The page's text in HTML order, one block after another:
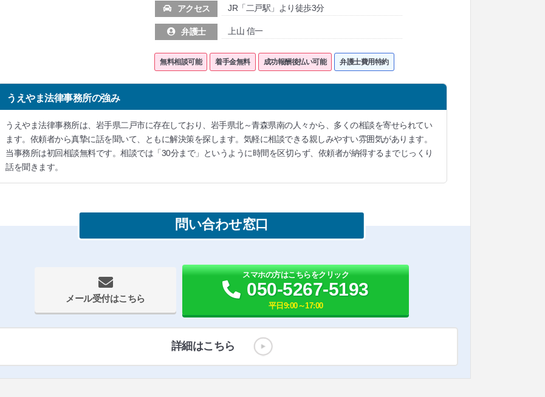
アクセス JR「二戸駅」より徒歩3分
弁護士 上山 信一
無料相談可能 着手金無料 成功報酬後払い可能 弁護士費用特約
うえやま法律事務所の強み
うえやま法律事務所は、岩手県二戸市に存在しており、岩手県北～青森県南の人々から、多くの相談を寄せられてい
ます。依頼者から真摯に話を聞いて、ともに解決策を探します。気軽に相談できる親しみやすい雰囲気があります。
当事務所は初回相談無料です。相談では「30分まで」というように時間を区切らず、依頼者が納得するまでじっくり
話を聞きます。
問い合わせ窓口
メール受付はこちら
スマホの方はこちらをクリック
050-5267-5193
平日9:00～17:00
詳細はこちら